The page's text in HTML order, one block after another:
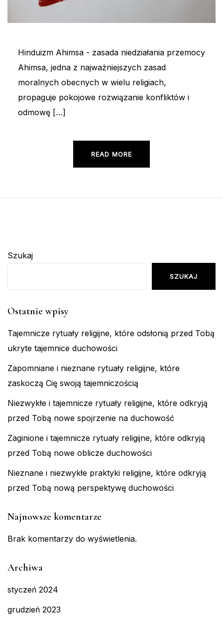
Hinduizm Ahimsa - zasada niedziałania przemocy
Ahimsa, jedna z najważniejszych zasad
moralnych obecnych w wielu religiach,
propaguje pokojowe rozwiązanie konfliktów i
odmowę […]
READ MORE
Szukaj
SZUKAJ
Ostatnie wpisy
Tajemnicze rytuały religijne, które odsłonią przed Tobą
ukryte tajemnice duchowości
Zapomniane i nieznane rytuały religijne, które
zaskoczą Cię swoją tajemniczością
Niezwykłe i tajemnicze rytuały religijne, które odkryją
przed Tobą nowe spojrzenie na duchowość
Zaginione i tajemnicze rytuały religijne, które odkryją
przed Tobą nowe oblicze duchowości
Nieznane i niezwykłe praktyki religijne, które odkryją
przed Tobą nową perspektywę duchowości
Najnowsze komentarze
Brak komentarzy do wyświetlenia.
Archiwa
styczeń 2024
grudzień 2023